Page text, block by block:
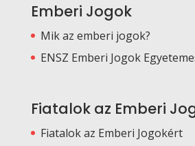
Emberi Jogok
Mik az emberi jogok?
ENSZ Emberi Jogok
Fiatalok az Emberi
Fiatalok az Emberi Jogokért